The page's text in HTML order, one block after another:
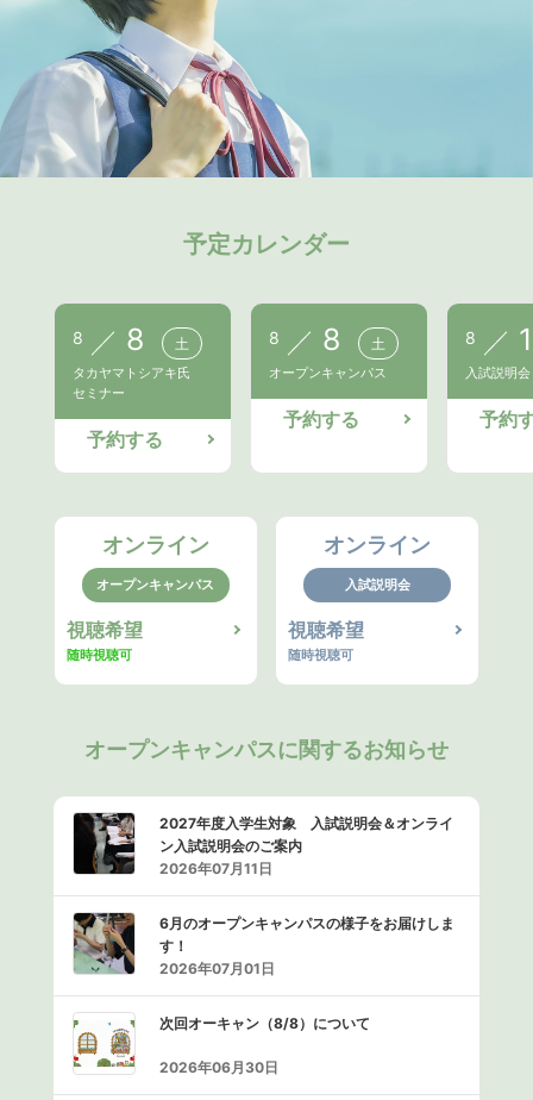
予定カレンダー
8 8 土
タカヤマトシアキ氏
セミナー
予約する
8 8 土
オープンキャンパス
予約する
8
入試説明会
予約
オンライン
オープンキャンパス
視聴希望
随時視聴可
オンライン
入試説明会
視聴希望
随時視聴可
オープンキャンパスに関するお知らせ
2027年度入学生対象 入試説明会＆オンライ
ン入試説明会のご案内
2026年07月11日
6月のオープンキャンパスの様子をお届けしま
す！
2026年07月01日
次回オーキャン（8/8）について
2026年06月30日